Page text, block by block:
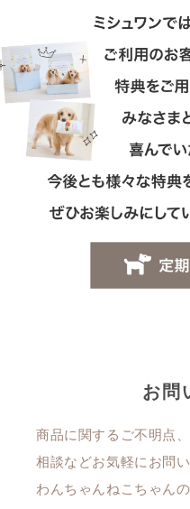
お問
商品に関するご不明点
相談などお気軽にお問
わんちゃんねこちゃん